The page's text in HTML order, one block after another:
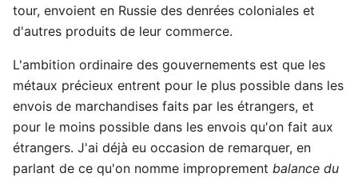
tour, envoient en Russie des denrées coloniales et
d'autres produits de leur commerce.
L'ambition ordinaire des gouvernements est que les
métaux précieux entrent pour le plus possible dans les
envois de marchandises faits par les étrangers, et
pour le moins possible dans les envois qu'on fait aux
étrangers. J'ai déjà eu occasion de remarquer, en
parlant de ce qu'on nomme improprement balance du